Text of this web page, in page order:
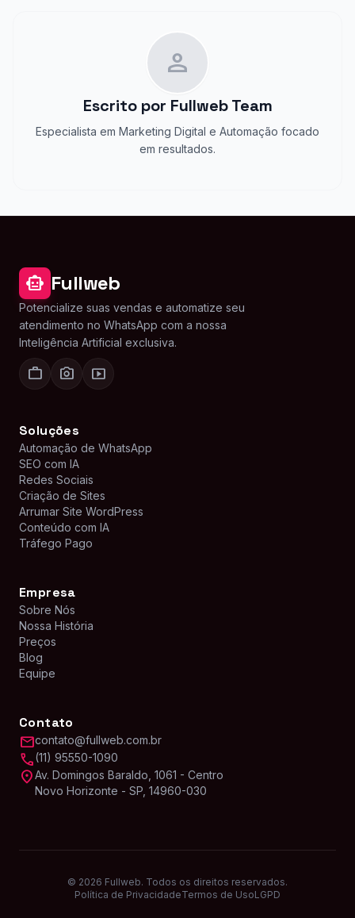
person
Escrito por Fullweb Team
Especialista em Marketing Digital e Automação focado
em resultados.
smart_toy Fullweb
Potencialize suas vendas e automatize seu
atendimento no WhatsApp com a nossa
Inteligência Artificial exclusiva.
work photo_camera smart_display
Soluções
Automação de WhatsApp
SEO com IA
Redes Sociais
Criação de Sites
Arrumar Site WordPress
Conteúdo com IA
Tráfego Pago
Empresa
Sobre Nós
Nossa História
Preços
Blog
Equipe
Contato
mailcontato@fullweb.com.br
call(11) 95550-1090
location_onAv. Domingos Baraldo, 1061 - Centro
Novo Horizonte - SP, 14960-030
© 2026 Fullweb. Todos os direitos reservados.
Política de PrivacidadeTermos de UsoLGPD